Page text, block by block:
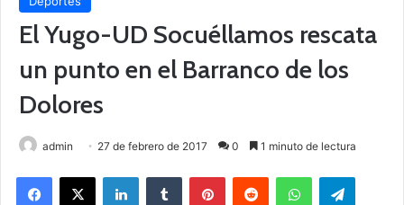
El Yugo-UD Socuéllamos rescata
un punto en el Barranco de los
Dolores
admin 27 de febrero de 2017 0 1 minuto de lectura